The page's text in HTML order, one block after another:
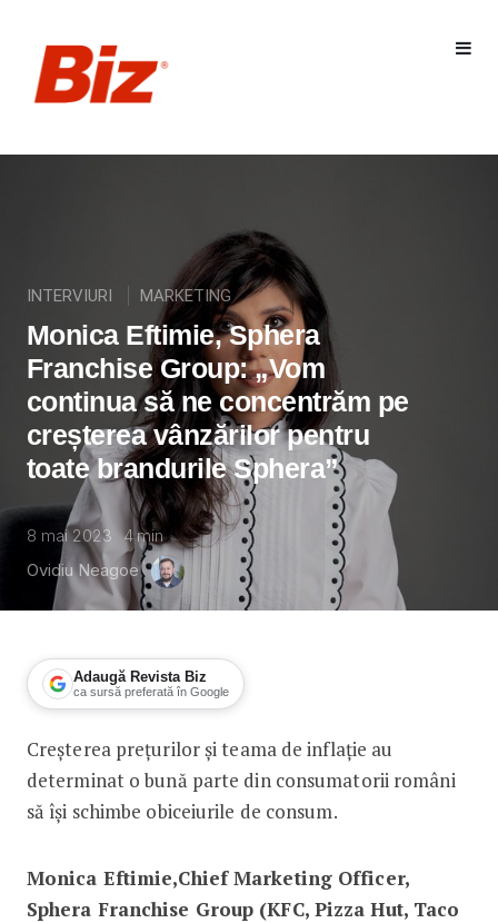
INTERVIURI MARKETING
Monica Eftimie, Sphera
Franchise Group: „Vom
continua să ne concentrăm pe
creșterea vânzărilor pentru
toate brandurile Sphera”
8 mai 2023 4min
Ovidiu Neagoe
Adaugă Revista Biz
ca sursă preferată în Google
Monica Eftimie, Sphera Franchise
Creșterea prețurilor și teama de inflație au
determinat o bună parte din consumatorii români
să își schimbe obiceiurile de consum.
Monica Eftimie,Chief Marketing Officer,
Sphera Franchise Group (KFC, Pizza Hut, Taco